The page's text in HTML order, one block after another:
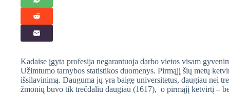
Kadaise įgyta profesija negarantuoja darbo vietos visam
Užimtumo tarnybos statistikos duomenys. Pirmąjį šių metų
išsilavinimą. Dauguma jų yra baigę universitetus, daugiau nei
žmonių buvo tik trečdaliu daugiau (1617), o pirmąjį ketvirtį –